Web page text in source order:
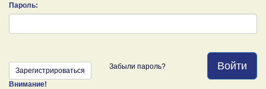
Пароль:
Войти
Зарегистрироваться Забыли пароль?
Внимание!